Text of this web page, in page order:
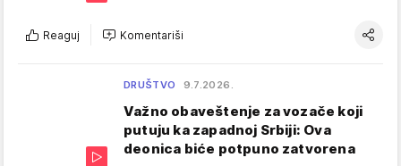
Reaguj Komentariši
DRUŠTVO 9.7.2026.
Važno obaveštenje za vozače koji
putuju ka zapadnoj Srbiji: Ova
deonica biće potpuno zatvorena